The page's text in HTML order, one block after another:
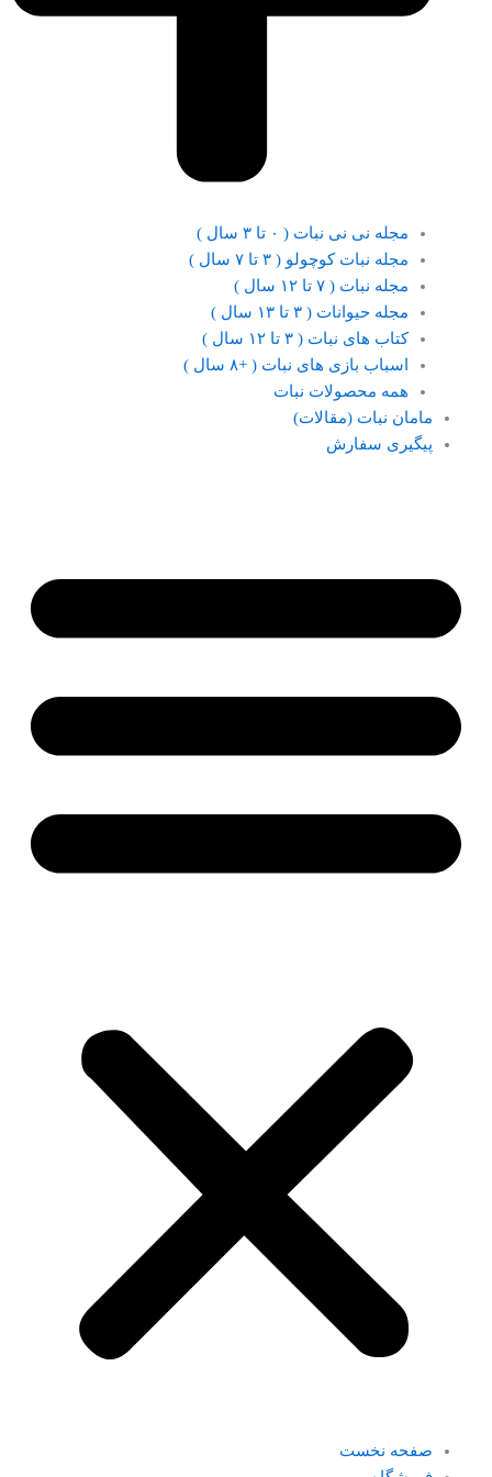
مجله نی نی نبات ( ۰ تا ۳ سال )
مجله نبات کوچولو ( ۳ تا ۷ سال )
مجله نبات ( ۷ تا ۱۲ سال )
مجله حیوانات ( ۳ تا ۱۳ سال )
کتاب های نبات ( ۳ تا ۱۲ سال )
اسباب بازی های نبات ( +۸ سال )
همه محصولات نبات
مامان نبات (مقالات)
پیگیری سفارش
صفحه نخست